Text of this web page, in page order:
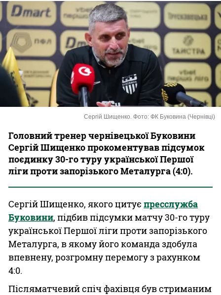
Букмекери
Казино
Сергій Шищенко. Фото: ФК Буковина (Чернівці)
Головний тренер чернівецької Буковини
Сергій Шищенко прокоментував підсумок
поєдинку 30-го туру української Першої
ліги проти запорізького Металурга (4:0).
Сергій Шищенко, якого цитує пресслужба
Буковини, підбив підсумки матчу 30-го туру
української Першої ліги проти запорізького
Металурга, в якому його команда здобула
впевнену, розгромну перемогу з рахунком
4:0.
Післяматчевий спіч фахівця був стриманим